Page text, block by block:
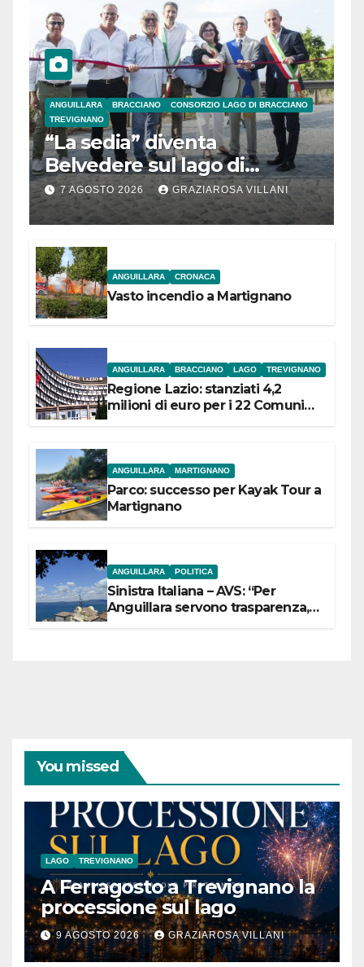
ANGUILLARA BRACCIANO
CONSORZIO LAGO DI BRACCIANO
TREVIGNANO
“La sedia” diventa
Belvedere sul lago di
Bracciano: ieri
l’inaugurazione
7 AGOSTO 2026 GRAZIAROSA VILLANI
ANGUILLARA CRONACA
Vasto incendio a Martignano
ANGUILLARA BRACCIANO LAGO TREVIGNANO
Regione Lazio: stanziati 4,2
milioni di euro per i 22 Comuni
ANGUILLARA MARTIGNANO
Parco: successo per Kayak Tour a
Martignano
ANGUILLARA POLITICA
Sinistra Italiana – AVS: “Per
Anguillara servono trasparenza,
You missed
LAGO TREVIGNANO
A Ferragosto a Trevignano la
processione sul lago
9 AGOSTO 2026 GRAZIAROSA VILLANI